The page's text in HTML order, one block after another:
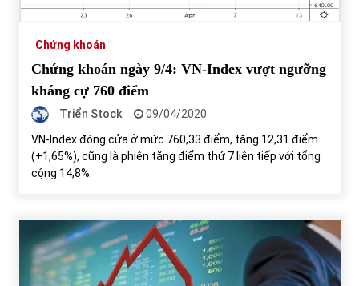
Chứng khoán
Chứng khoán ngày 9/4: VN-Index vượt ngưỡng
kháng cự 760 điểm
Triển Stock
09/04/2020
VN-Index đóng cửa ở mức 760,33 điểm, tăng 12,31 điểm
(+1,65%), cũng là phiên tăng điểm thứ 7 liên tiếp với tổng
cộng 14,8%.